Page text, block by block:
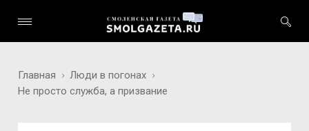
Главная
Люди в погонах
Не просто служба, а призвание